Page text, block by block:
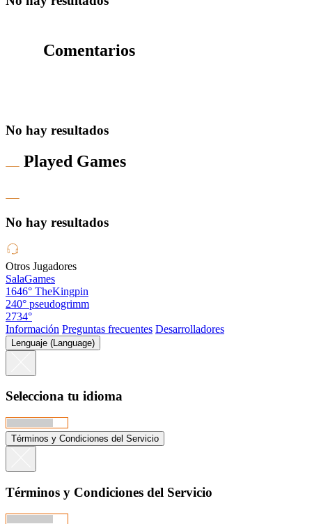
Comentarios
No hay resultados
Played Games
No hay resultados
Otros Jugadores
SalaGames
1646° TheKingpin
240° pseudogrimm
2734°
Información Preguntas frecuentes Desarrolladores
Lenguaje (Language)
Selecciona tu idioma
Términos y Condiciones del Servicio
Términos y Condiciones del Servicio